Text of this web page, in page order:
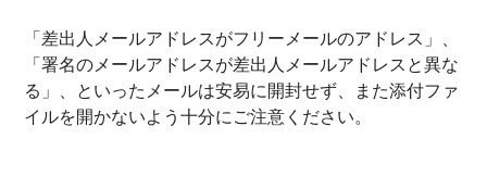
「差出人メールアドレスがフリーメールのアドレス」、
「署名のメールアドレスが差出人メールアドレスと異な
る」、といったメールは安易に開封せず、また添付ファ
イルを開かないよう十分にご注意ください。